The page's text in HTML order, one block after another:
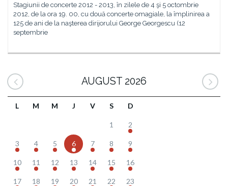
Stagiunii de concerte 2012 - 2013, în zilele de 4 şi 5 octombrie
2012, de la ora 19. 00, cu două concerte omagiale, la împlinirea a
125 de ani de la naşterea dirijorului George Georgescu (12
septembrie
AUGUST 2026
L M M J V S D
1 2
3 4 5 6 7 8 9
10 11 12 13 14 15 16
17 18 19 20 21 22 23